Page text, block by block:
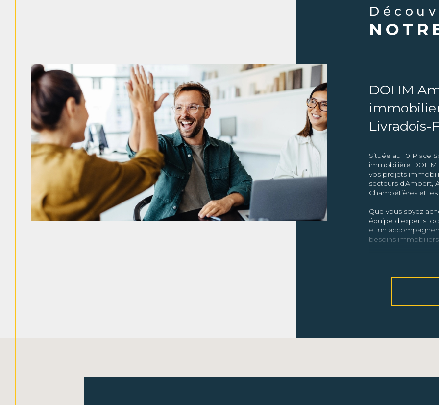
DOHM
Livradois-
Située au 10 Place
immobilière DOHM
vos projets
secteurs d'Ambert,
Champétières et les
Que vous soyez
équipe d'experts
et un
besoins immobiliers.
acheter le bien
vous correspond.